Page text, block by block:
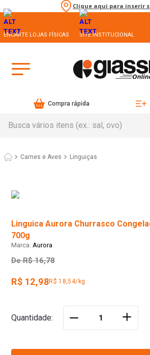
Clique aqui para inserir
ENCARTE LOJAS FÍSICAS SITE INSTITUCIONAL
Compra rápida
Carnes e Aves Linguiças
Linguica Aurora Churrasco
700g
Aurora
De R$ 16,78
R$ 12,98R$ 18,54/kg
Quantidade ＋